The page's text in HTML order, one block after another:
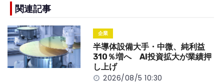
b
o
o
k
n
k
関連記事
企業
半導体設備大手・中微、純利益
310％増へ AI投資拡大が業績押
し上げ
2026/08/5 10:30